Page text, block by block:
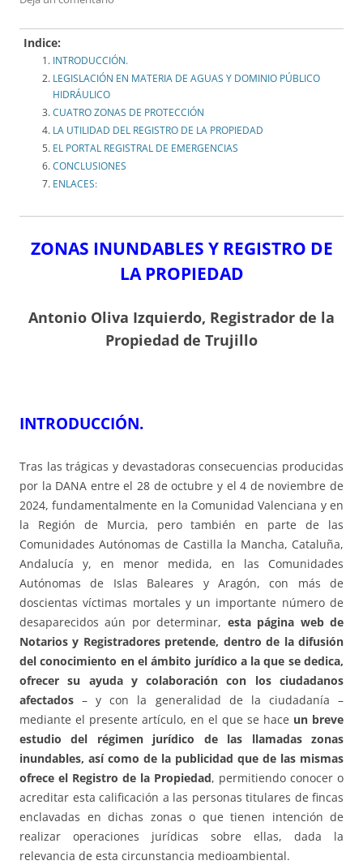
Indice:
INTRODUCCIÓN.
LEGISLACIÓN EN MATERIA DE AGUAS Y DOMINIO PÚBLICO
HIDRÁULICO
CUATRO ZONAS DE PROTECCIÓN
LA UTILIDAD DEL REGISTRO DE LA PROPIEDAD
EL PORTAL REGISTRAL DE EMERGENCIAS
CONCLUSIONES
ENLACES:
ZONAS INUNDABLES Y REGISTRO DE
LA PROPIEDAD
Antonio Oliva Izquierdo, Registrador de la
Propiedad de Trujillo
INTRODUCCIÓN.
Tras las trágicas y devastadoras consecuencias producidas
por la DANA entre el 28 de octubre y el 4 de noviembre de
2024, fundamentalmente en la Comunidad Valenciana y en
la Región de Murcia, pero también en parte de las
Comunidades Autónomas de Castilla la Mancha, Cataluña,
Andalucía y, en menor medida, en las Comunidades
Autónomas de Islas Baleares y Aragón, con más de
doscientas víctimas mortales y un importante número de
desaparecidos aún por determinar, esta página web de
Notarios y Registradores pretende, dentro de la difusión
del conocimiento en el ámbito jurídico a la que se dedica,
ofrecer su ayuda y colaboración con los ciudadanos
afectados – y con la generalidad de la ciudadanía –
mediante el presente artículo, en el que se hace un breve
estudio del régimen jurídico de las llamadas zonas
inundables, así como de la publicidad que de las mismas
ofrece el Registro de la Propiedad, permitiendo conocer o
acreditar esta calificación a las personas titulares de fincas
enclavadas en dichas zonas o que tienen intención de
realizar operaciones jurídicas sobre ellas, dada la
relevancia de esta circunstancia medioambiental.